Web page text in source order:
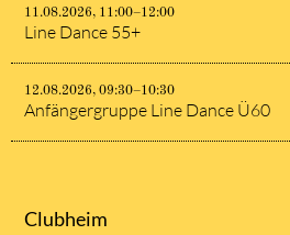
11.08.2026, 11:00–12:00
Line Dance 55+
12.08.2026, 09:30–10:30
Anfängergruppe Line Dance Ü60
Clubheim